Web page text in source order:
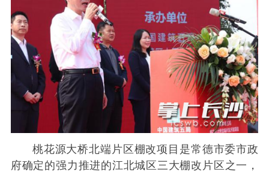
桃花源大桥北端片区棚改项目是常德市委市政
府确定的强力推进的江北城区三大棚改片区之一，